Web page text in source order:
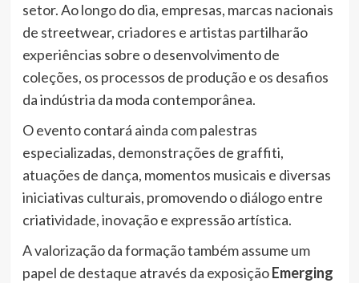
setor. Ao longo do dia, empresas, marcas nacionais
de streetwear, criadores e artistas partilharão
experiências sobre o desenvolvimento de
coleções, os processos de produção e os desafios
da indústria da moda contemporânea.
O evento contará ainda com palestras
especializadas, demonstrações de graffiti,
atuações de dança, momentos musicais e diversas
iniciativas culturais, promovendo o diálogo entre
criatividade, inovação e expressão artística.
A valorização da formação também assume um
papel de destaque através da exposiçãoEmerging